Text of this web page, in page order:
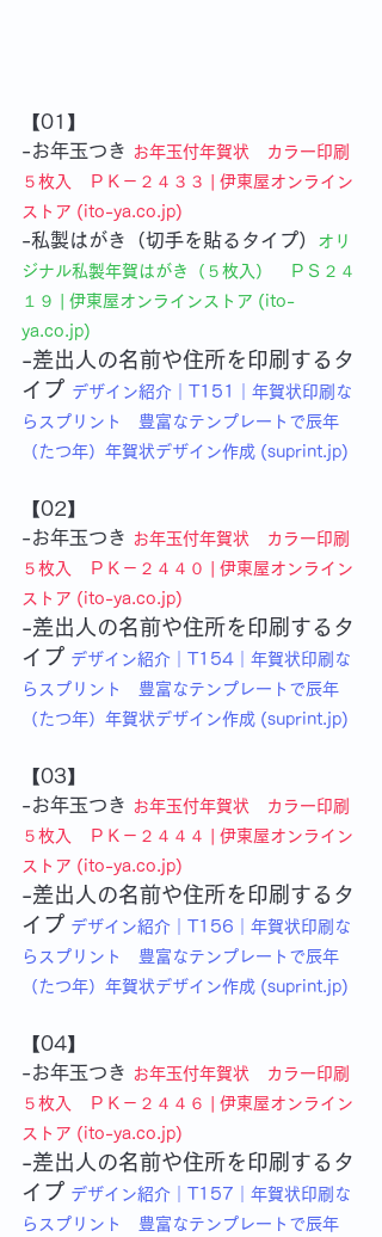
【01】
-お年玉つき お年玉付年賀状　カラー印刷
５枚入　ＰＫ－２４３３ | 伊東屋オンライン
ストア (ito-ya.co.jp)
-私製はがき （切手を貼るタイプ）
オリ
ジナル私製年賀はがき（５枚入）　ＰＳ２４
１９ | 伊東屋オンラインストア (ito-
ya.co.jp)
-差出人の名前や住所を印刷するタ
イプ デザイン紹介｜T151｜年賀状印刷な
らスプリント　豊富なテンプレートで辰年
（たつ年）年賀状デザイン作成 (suprint.jp)
【02】
-お年玉つき お年玉付年賀状　カラー印刷
５枚入　ＰＫ－２４４０ | 伊東屋オンライン
ストア (ito-ya.co.jp)
-差出人の名前や住所を印刷するタ
イプ デザイン紹介｜T154｜年賀状印刷な
らスプリント　豊富なテンプレートで辰年
（たつ年）年賀状デザイン作成 (suprint.jp)
【03】
-お年玉つき お年玉付年賀状　カラー印刷
５枚入　ＰＫ－２４４４ | 伊東屋オンライン
ストア (ito-ya.co.jp)
-差出人の名前や住所を印刷するタ
イプ デザイン紹介｜T156｜年賀状印刷な
らスプリント　豊富なテンプレートで辰年
（たつ年）年賀状デザイン作成 (suprint.jp)
【04】
-お年玉つき お年玉付年賀状　カラー印刷
５枚入　ＰＫ－２４４６ | 伊東屋オンライン
ストア (ito-ya.co.jp)
-差出人の名前や住所を印刷するタ
イプ デザイン紹介｜T157｜年賀状印刷な
らスプリント　豊富なテンプレートで辰年